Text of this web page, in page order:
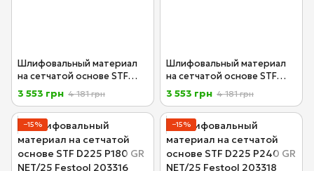
Шлифовальный материал
на сетчатой основе STF
D225 P120 GR NET/25
Festool 203314
3 553 грн 4 181 грн
Шлифовальный материал
на сетчатой основе STF
D225 P150 GR NET/25
Festool 203315
3 553 грн 4 181 грн
−15% −15%